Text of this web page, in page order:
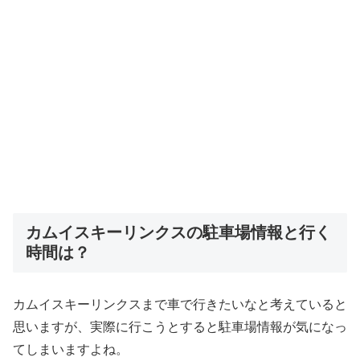
カムイスキーリンクスの駐車場情報と行く
時間は？
カムイスキーリンクスまで車で行きたいなと考えていると
思いますが、実際に行こうとすると駐車場情報が気になっ
てしまいますよね。